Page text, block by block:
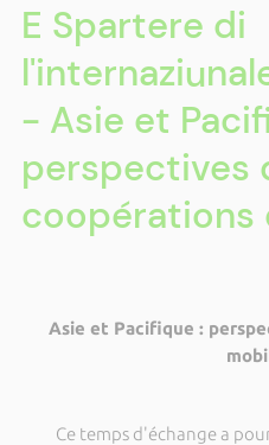
E Spartere di
- Asie et
perspectives
coopérations
Asie et Pacifique :
Ce temps d'échange a